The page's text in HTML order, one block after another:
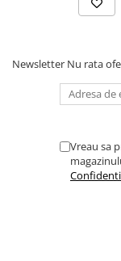
Accesorii frane
Accesorii butuci
Jante bicicleta
Fond de janta
Sei si tija sa
Newsletter Nu rata
Vreau sa